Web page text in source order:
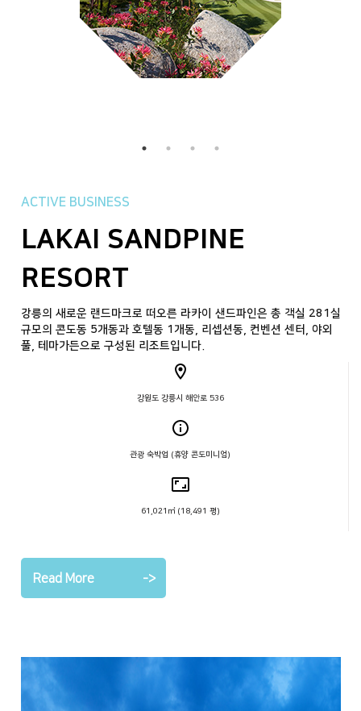
ACTIVE BUSINESS
LAKAI SANDPINE
RESORT
강릉의 새로운 랜드마크로 떠오른 라카이 샌드파인은 총 객실 281실
규모의 콘도동 5개동과 호텔동 1개동, 리셉션동, 컨벤션 센터, 야외
풀, 테마가든으로 구성된 리조트입니다.
강원도 강릉시 해안로 536
관광 숙박업 (휴양 콘도미니엄)
61,021㎡ (18,491 평)
Read More ->
ACTIVE BUSINESS
SANDPINE GOLF CLUB
금강송이 만들어 낸 수려한 조경과 동해가 내려다 보이는 필드가 돋
보이는 18홀 파72 규모의 회원제 명문 골프클럽입니다.
강원도 강릉시 저동등길 53
18홀 파72 전장 7,052yds
911,927㎡
ACTIVE BUSINESS
FARWEST STEEL
CORPORATION
미서부 지역에서 금속 가공∙제작 및 서비스를 제공하며 탁월한 성과
를 내며 성장하고 있는 선도기업입니다.
Eugene, Oregon, USA
철강재 유통 및 판매
ACTIVE BUSINESS
인아츠 프로덕션
다양한 클래식 음악 공연과 세계적 아티스트, 오케스트라 투어 초청
및 기획을 통해 클래식 음악 산업의 발전에 노력하고 있습니다.
서울 용산구 한남대로98
전시, 컨벤션 및 행사 대행
전시 행사 대행
ACTIVE BUSINESS
물류센터
물류창고 장기임대를 통해 고객사의 효율적인 SCM를 지원하고 있습
니다.
경기도 용인시 처인구 한터로 275번길 29
용인 CDC 1호, 2호
38,490m2(11,640평)